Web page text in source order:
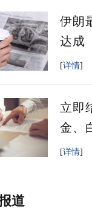
伊朗
达成
[详情]
立即
金、
[详情]
道